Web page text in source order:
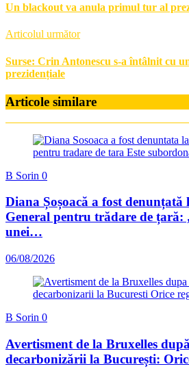
Un blackout va anula primul tur al
Articolul următor
Surse: Crin Antonescu s-a întâlnit cu
prezidențiale
Articole similare
B Sorin 0
Diana Șoșoacă a fost denunțată
General pentru trădare de țară:
unei…
06/08/2026
B Sorin 0
Avertisment de la Bruxelles
decarbonizării la București: